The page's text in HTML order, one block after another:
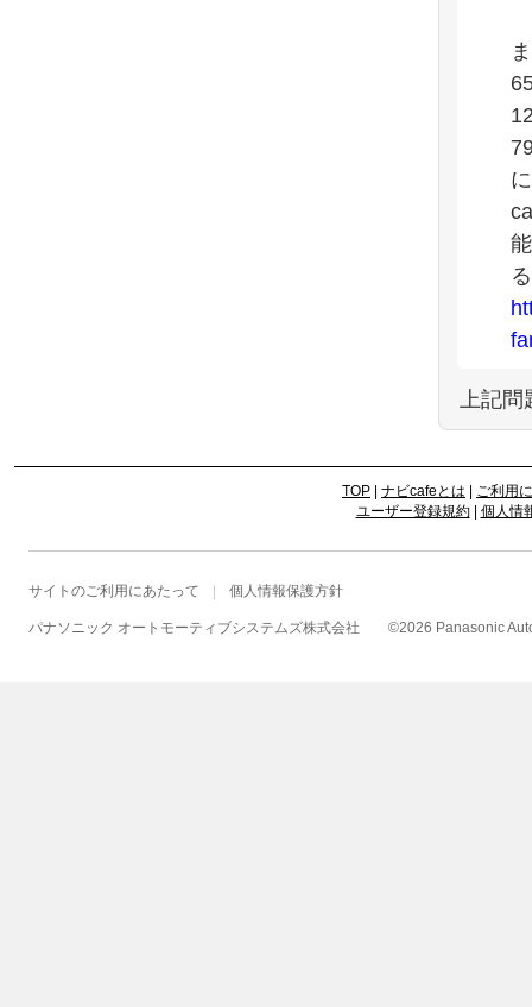
上記
TOP ナビcafeとは
ご利用
ユーザー登録規約| 個人情
サイトのご利用にあたって 個人情報保護方針
パナソニック オートモーティブシステムズ株式会社 ©2026 Panasonic